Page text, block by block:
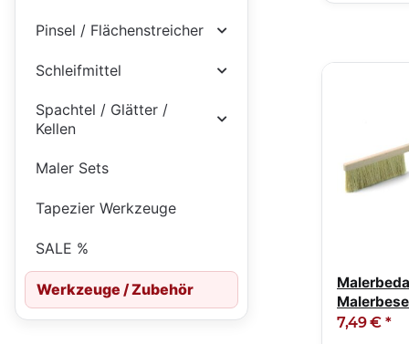
mit Stiel
7,49 € *
Pinsel / Flächenstreicher
Schleifmittel
Spachtel / Glätter /
Kellen
Maler Sets
Tapezier Werkzeuge
SALE %
Werkzeuge / Zubehör